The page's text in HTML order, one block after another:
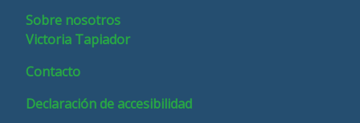
Sobre nosotros
Victoria Tapiador
Contacto
Declaración de accesibilidad